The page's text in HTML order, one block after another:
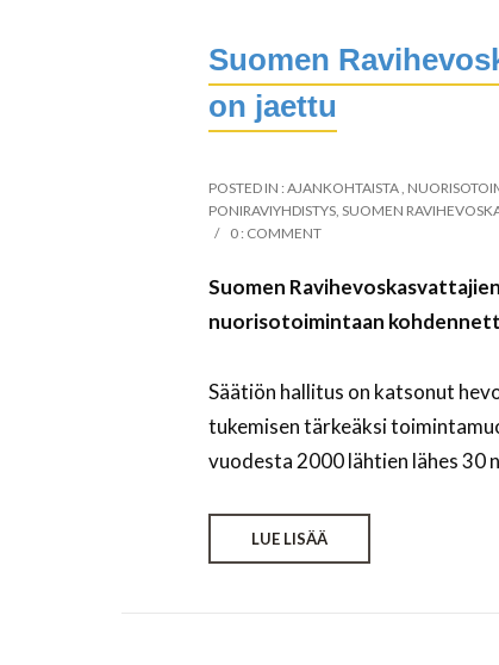
Suomen
on jaettu
POSTED IN :AJANKOHTAISTA,
PONIRAVIYHDISTYS,SUOMEN
0 : COMMENT
Suomen
nuorisotoimintaan
Säätiön hallitus on katsonut
tukemisen tärkeäksi
vuodesta 2000 lähtien lähes 30
LUE LISÄÄ